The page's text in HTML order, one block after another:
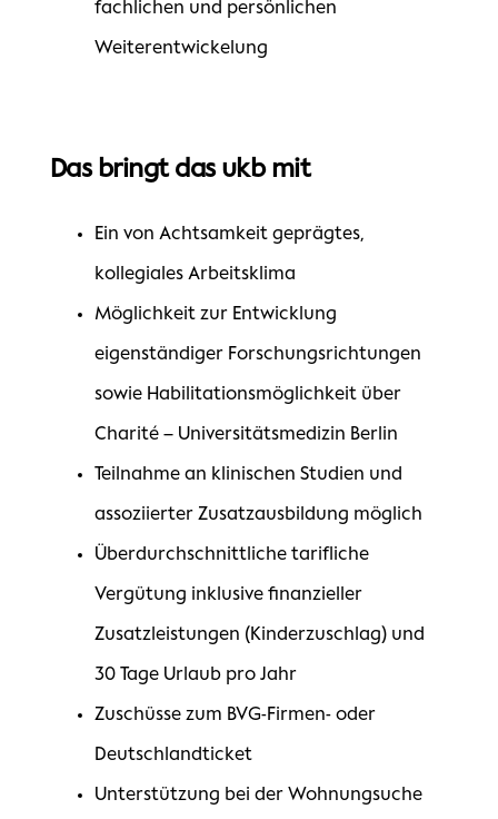
fachlichen und persönlichen
Weiterentwickelung
Das bringt das ukb mit
Ein von Achtsamkeit geprägtes,
kollegiales Arbeitsklima
Möglichkeit zur Entwicklung
eigenständiger Forschungsrichtungen
sowie Habilitationsmöglichkeit über
Charité – Universitätsmedizin Berlin
Teilnahme an klinischen Studien und
assoziierter Zusatzausbildung möglich
Überdurchschnittliche tarifliche
Vergütung inklusive finanzieller
Zusatzleistungen (Kinderzuschlag) und
30 Tage Urlaub pro Jahr
Zuschüsse zum BVG-Firmen- oder
Deutschlandticket
Unterstützung bei der Wohnungsuche